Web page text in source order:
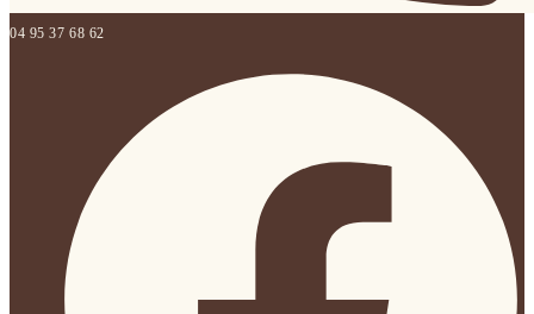
04 95 37 68 62